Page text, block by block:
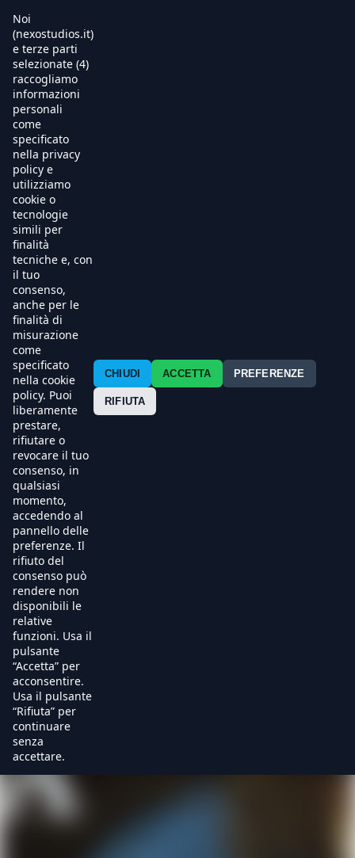
Warning
/usr/local/apache/hosting/nexostudios/www/wp-
content/themes/nexo24/single-movie.php
Contatti
Noi
(nexostudios.it)
e terze parti
selezionate (4)
raccogliamo
informazioni
personali
come
specificato
nella privacy
policy e
utilizziamo
cookie o
tecnologie
simili per
finalità
tecniche e, con
il tuo
consenso,
anche per le
finalità di
misurazione
come
specificato
nella cookie
policy. Puoi
liberamente
prestare,
rifiutare o
revocare il tuo
consenso, in
qualsiasi
momento,
accedendo al
pannello delle
preferenze. Il
rifiuto del
consenso può
rendere non
disponibili le
relative
funzioni. Usa il
pulsante
“Accetta” per
acconsentire.
Usa il pulsante
“Rifiuta” per
continuare
senza
accettare.
CHIUDI ACCETTA PREFERENZE
RIFIUTA